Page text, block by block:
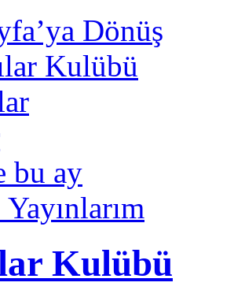
Dönüş
Kulübü
bu ay
Kulübü